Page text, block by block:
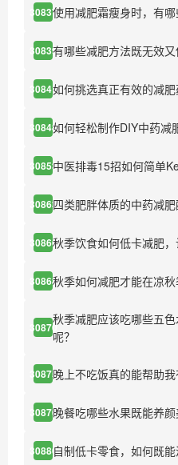
30837使用减肥霜瘦身时，有
30839有哪些减肥方法既无效又
30841如何挑选真正有效的减肥
30848如何轻松制作DIY中药减
30853中医排毒15招如何简单
30863四类肥胖体质的中药减肥
30866秋季饮食如何低卡减肥，
30868秋季如何减肥才能在凉秋
30870
秋季减肥应该吃哪些五
呢？
30875晚上不吃饭真的能帮助我
30876晚餐吃哪些水果既能养颜
30880自制低卡零食，如何既